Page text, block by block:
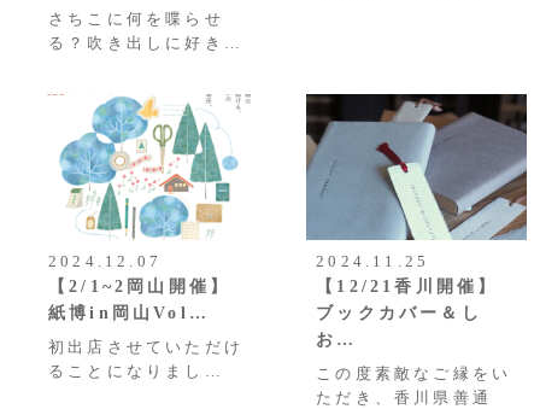
さちこに何を喋らせ
る？吹き出しに好き…
2024.12.07
【2/1~2岡山開催】
紙博in岡山Vol…
初出店させていただけ
ることになりまし…
2024.11.25
【12/21香川開催】
ブックカバー＆し
お…
この度素敵なご縁をい
ただき、香川県善通